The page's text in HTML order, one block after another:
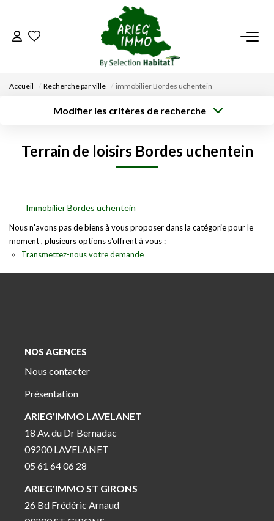
ACCUEIL
DÉPOSEZ VOTRE RECHERCHE
NOUS REJOINDRE
CONTACT
EN
Accueil Recherche par ville immobilier Bordes uchentein
Modifier les critères de recherche
Type de bien
Terrain de loisirs Bordes uchentein
Immobilier Bordes uchentein
Nous n'avons pas de biens à vous proposer dans la catégorie pour le
moment , plusieurs options s'offrent à vous :
Transmettez-nous votre demande
NOS AGENCES
Nous contacter
Présentation
ARIEG'IMMO LAVELANET
18 Av. du Dr Bernadac
09200 LAVELANET
05 61 64 06 28
ARIEG'IMMO ST GIRONS
26 Bd Frédéric Arnaud